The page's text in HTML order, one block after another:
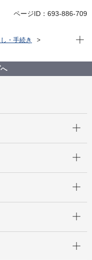
ページID：693-886-709
・手続き
）
月２日現在）
現在